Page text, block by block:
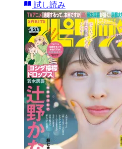
試し読み